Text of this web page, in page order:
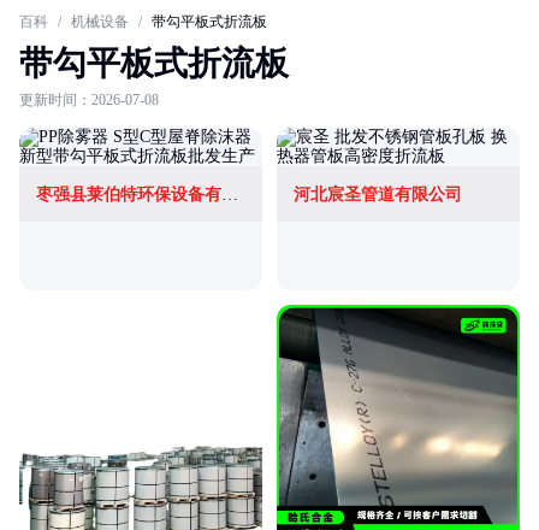
百科 / 机械设备 / 带勾平板式折流板
带勾平板式折流板
更新时间：2026-07-08
枣强县莱伯特环保设备有限公司 河北宸圣管道有限公司